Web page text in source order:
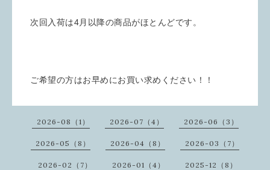
次回入荷は4月以降の商品がほとんどです。
ご希望の方はお早めにお買い求めください！！
2026-08（1） 2026-07（4） 2026-06（3）
2026-05（8） 2026-04（8） 2026-03（7）
2026-02（7） 2026-01（4） 2025-12（8）